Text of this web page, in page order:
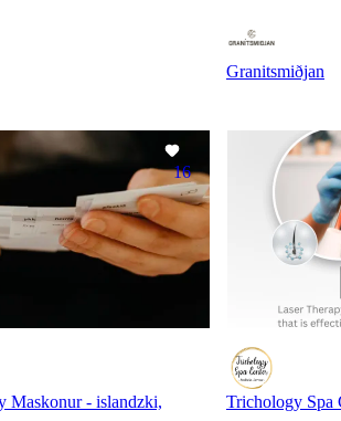
Granitsmiðjan
16
Maskonur - islandzki,
Trichology Spa